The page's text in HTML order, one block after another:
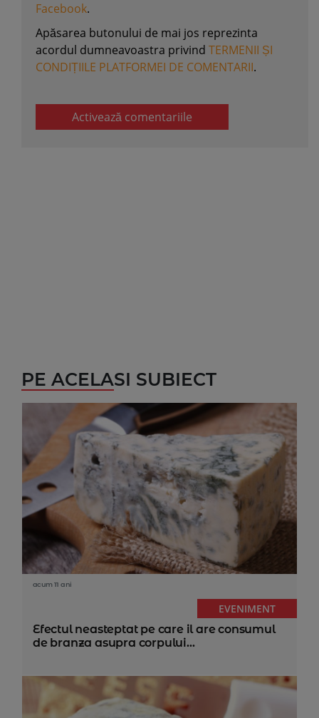
Facebook.
Apăsarea butonului de mai jos reprezinta
acordul dumneavoastra privind TERMENII ȘI
CONDIȚIILE PLATFORMEI DE COMENTARII.
Activează comentariile
PE ACELASI SUBIECT
acum 11 ani
EVENIMENT
Efectul neasteptat pe care il are consumul
de branza asupra corpului...